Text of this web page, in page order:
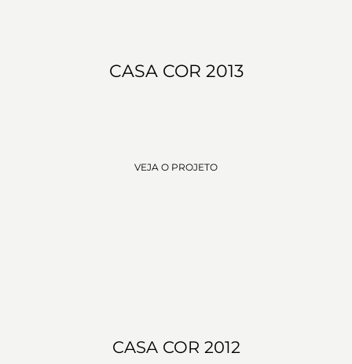
CASA COR 2013
VEJA O PROJETO
CASA COR 2012